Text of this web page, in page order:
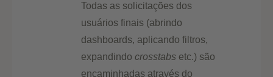
Todas as solicitações dos
usuários finais (abrindo
dashboards, aplicando filtros,
expandindo crosstabs etc.) são
encaminhadas através do